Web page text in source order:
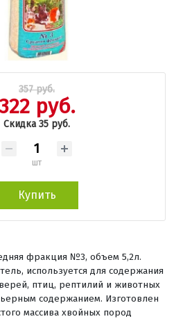
357 руб.
руб.
Скидка 35 руб.
шт
Купить
фракция №3, объем 5,2л.
используется для содержания
птиц, рептилий и животных
содержанием. Изготовлен
массива хвойных пород